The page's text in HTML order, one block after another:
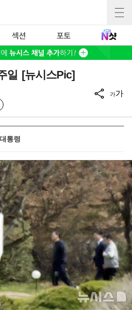
섹션 포토
일 [뉴시스Pic]
가가
통령